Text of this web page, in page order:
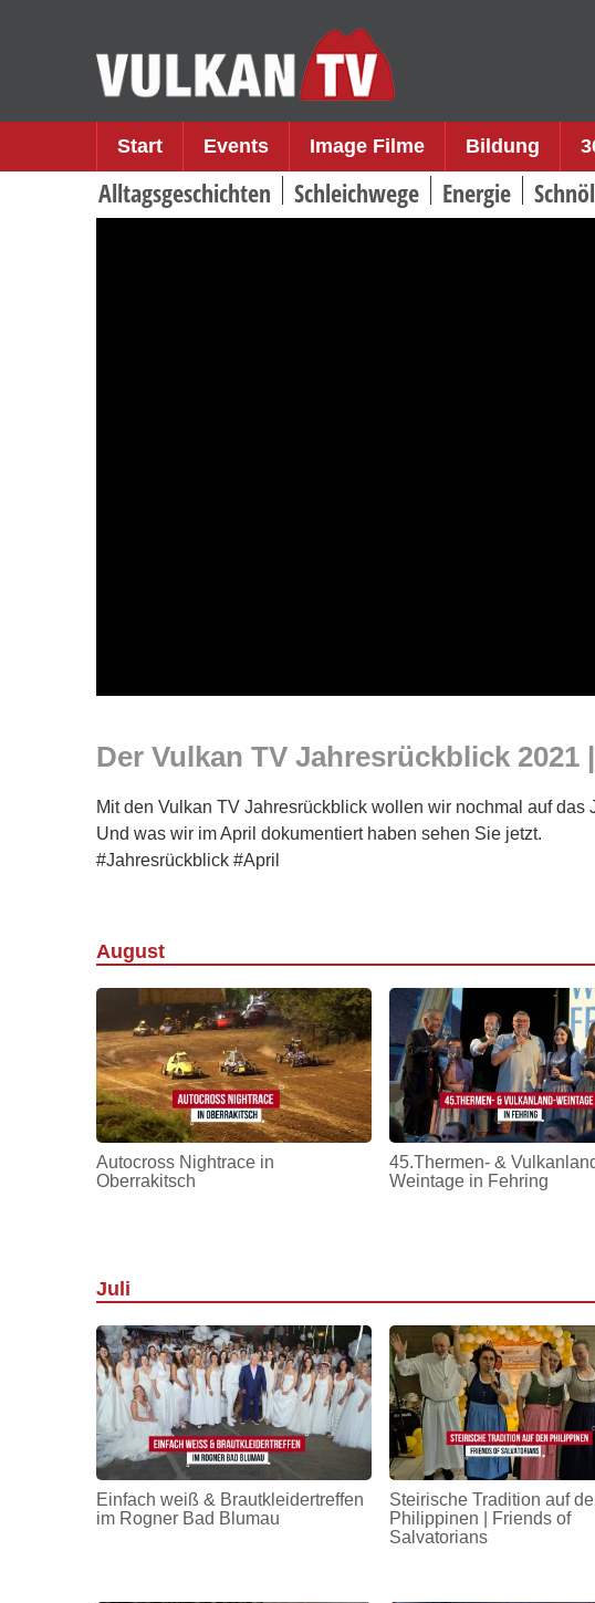
Start Events Image Filme Bildung
Alltagsgeschichten Schleichwege Energie
Der Vulkan TV Jahresrückblick 2021
Mit den Vulkan TV Jahresrückblick wollen wir nochmal auf das
Und was wir im April dokumentiert haben sehen Sie jetzt.
#Jahresrückblick #April
August
Autocross Nightrace in
Oberrakitsch
45.Thermen- &
Weintage in Fehring
Juli
Einfach weiß & Brautkleidertreffen
im Rogner Bad Blumau
Steirische Tradition auf
Philippinen | Friends of
Salvatorians